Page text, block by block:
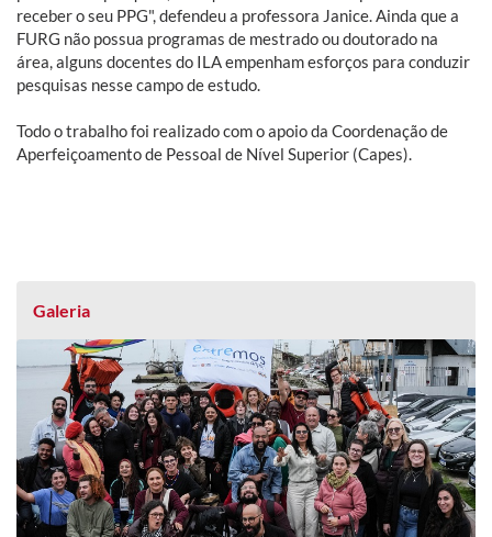
receber o seu PPG", defendeu a professora Janice. Ainda que a
FURG não possua programas de mestrado ou doutorado na
área, alguns docentes do ILA empenham esforços para conduzir
pesquisas nesse campo de estudo.
Todo o trabalho foi realizado com o apoio da Coordenação de
Aperfeiçoamento de Pessoal de Nível Superior (Capes).
Galeria